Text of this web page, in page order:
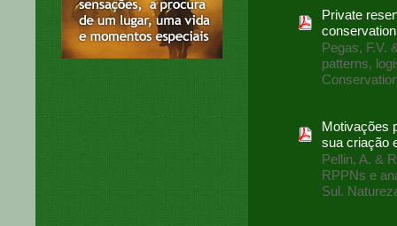
Private
Pegas, F.V.
patterns,
Motivações
sua criação
Pellin, A. &
RPPNs e
Sul.